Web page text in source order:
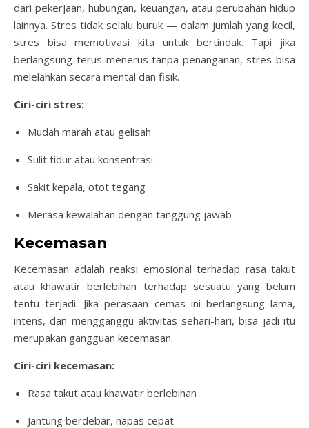
dari pekerjaan, hubungan, keuangan, atau perubahan hidup
lainnya. Stres tidak selalu buruk — dalam jumlah yang kecil,
stres bisa memotivasi kita untuk bertindak. Tapi jika
berlangsung terus-menerus tanpa penanganan, stres bisa
melelahkan secara mental dan fisik.
Ciri-ciri stres:
Mudah marah atau gelisah
Sulit tidur atau konsentrasi
Sakit kepala, otot tegang
Merasa kewalahan dengan tanggung jawab
Kecemasan
Kecemasan adalah reaksi emosional terhadap rasa takut
atau khawatir berlebihan terhadap sesuatu yang belum
tentu terjadi. Jika perasaan cemas ini berlangsung lama,
intens, dan mengganggu aktivitas sehari-hari, bisa jadi itu
merupakan gangguan kecemasan.
Ciri-ciri kecemasan:
Rasa takut atau khawatir berlebihan
Jantung berdebar, napas cepat